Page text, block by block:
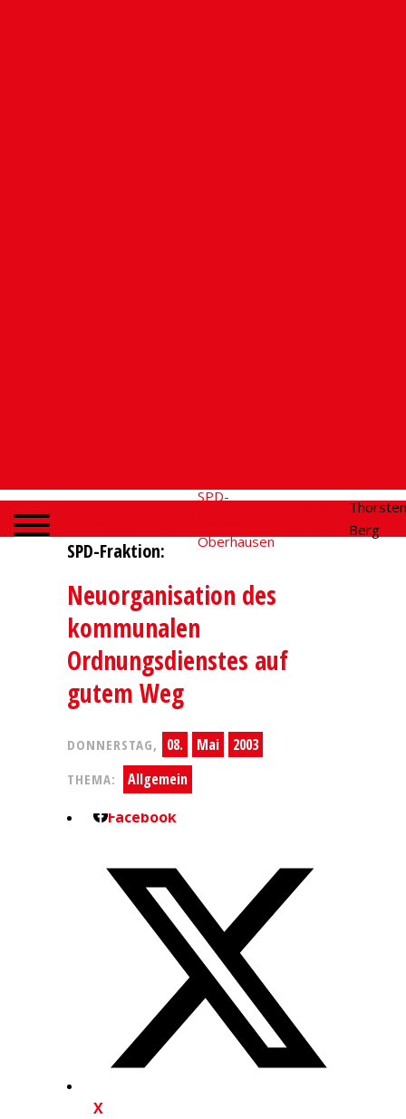
SPD-
Oberhausen
Thorsten
Berg
SPD-Fraktion:
Neuorganisation des
kommunalen
Ordnungsdienstes auf
gutem Weg
DONNERSTAG, 08. Mai 2003
THEMA:
Allgemein
Facebook
X